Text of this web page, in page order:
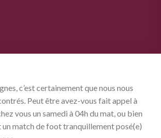
c’est certainement que nous nous
Peut être avez-vous fait appel à
vous un samedi à 04h du mat, ou bien
un match de foot tranquillement posé(e)